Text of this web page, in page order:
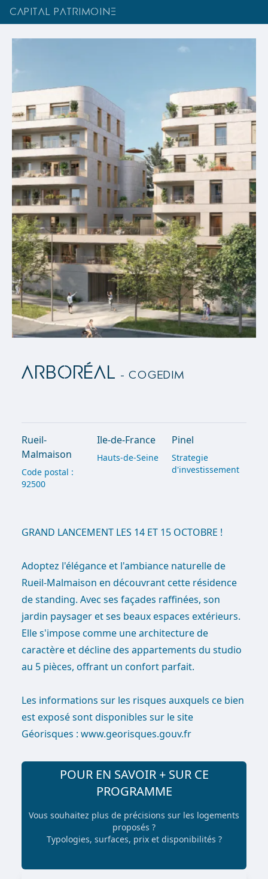
CAPITAL PATRIMOINE
ARBORÉAL - Cogedim
Rueil-
Malmaison
Code postal :
92500
Ile-de-France
Hauts-de-Seine
Pinel
Strategie
d'investissement
GRAND LANCEMENT LES 14 ET 15 OCTOBRE !
Adoptez l'élégance et l'ambiance naturelle de
Rueil-Malmaison en découvrant cette résidence
de standing. Avec ses façades raffinées, son
jardin paysager et ses beaux espaces extérieurs.
Elle s'impose comme une architecture de
caractère et décline des appartements du studio
au 5 pièces, offrant un confort parfait.
Les informations sur les risques auxquels ce bien
est exposé sont disponibles sur le site
Géorisques : www.georisques.gouv.fr
POUR EN SAVOIR + SUR CE
PROGRAMME
Vous souhaitez plus de précisions sur les logements
proposés ?
Typologies, surfaces, prix et disponibilités ?